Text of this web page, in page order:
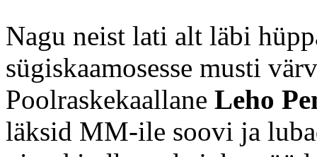
Nagu neist lati alt läbi
sügiskaamosesse musti
Poolraskekaallane Leho
läksid MM-ile soovi ja